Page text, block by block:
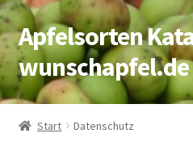
Zur
Navigation
springen
Zum
Inhalt
springen
Apfelsorten
wunschapfel.de
Startseite
Start Datenschutz